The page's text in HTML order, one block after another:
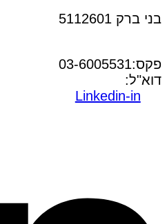
בני ברק 5112601
פקס:03-6005531
דוא"ל:
Linkedin-in